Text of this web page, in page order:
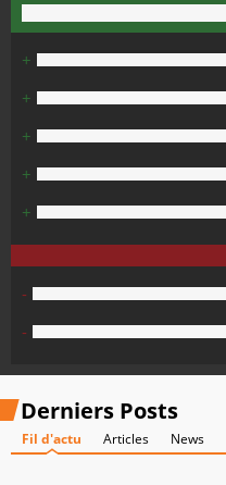
+
+
+
+
+
-
-
Derniers Posts
Fil d'actu Articles News